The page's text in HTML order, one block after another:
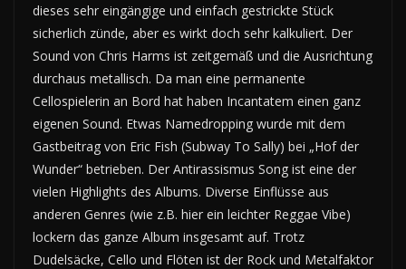
dieses sehr eingängige und einfach gestrickte Stück
sicherlich zünde, aber es wirkt doch sehr kalkuliert. Der
Sound von Chris Harms ist zeitgemäß und die Ausrichtung
durchaus metallisch. Da man eine permanente
Cellospielerin an Bord hat haben Incantatem einen ganz
eigenen Sound. Etwas Namedropping wurde mit dem
Gastbeitrag von Eric Fish (Subway To Sally) bei „Hof der
Wunder“ betrieben. Der Antirassismus Song ist eine der
vielen Highlights des Albums. Diverse Einflüsse aus
anderen Genres (wie z.B. hier ein leichter Reggae Vibe)
lockern das ganze Album insgesamt auf. Trotz
Dudelsäcke, Cello und Flöten ist der Rock und Metalfaktor